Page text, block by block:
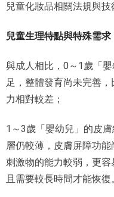
兒童化妝品相關法規與技
兒童生理特點與特殊需求
與成人相比，0～1歲「
足，整體發育尚未完善
力相對較差；
1～3歲「嬰幼兒」的皮
層仍較薄，皮膚屏障功
刺激物的能力較弱，更容
且需要較長時間才能恢復